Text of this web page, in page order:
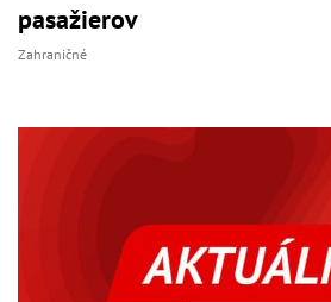
pasažierov
Zahraničné